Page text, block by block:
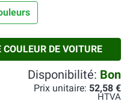
DE VOITURE
Disponibilité: Bon
Prix unitaire: 52,58 €
HTVA